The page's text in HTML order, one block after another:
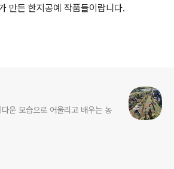
만든 한지공예 작품들이랍니다.
운 모습으로 어울리고 배우는 농